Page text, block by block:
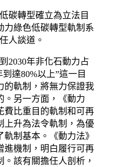
碳轉型確立為立法目
力綠色低碳轉型軌制系
人談道。
2030年非化石動力占
達80%以上”這一目
的軌制，將無力保證我
。另一方面，《動力
費比重目的軌制和可再
上升為法令軌制，為優
制基本。《動力法》
進機制，明白履行可再
該有關擔任人剖析，